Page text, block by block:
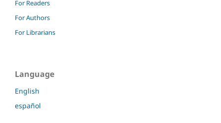
For Readers
For Authors
For Librarians
Language
English
español